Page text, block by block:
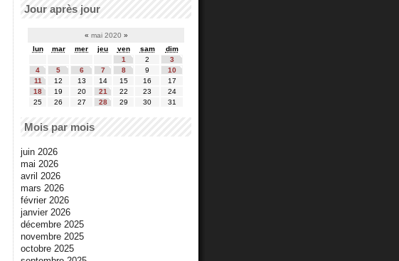
Jour après jour
« mai 2020 »
lun
mar mer jeu ven sam
dim
1
2
3
4
5 6 7 8 9
10
11
12 13 14 15 16
17
18
19 20 21 22 23
24
25
26 27 28 29 30 31
Mois par mois
juin 2026
mai 2026
avril 2026
mars 2026
février 2026
janvier 2026
décembre 2025
novembre 2025
octobre 2025